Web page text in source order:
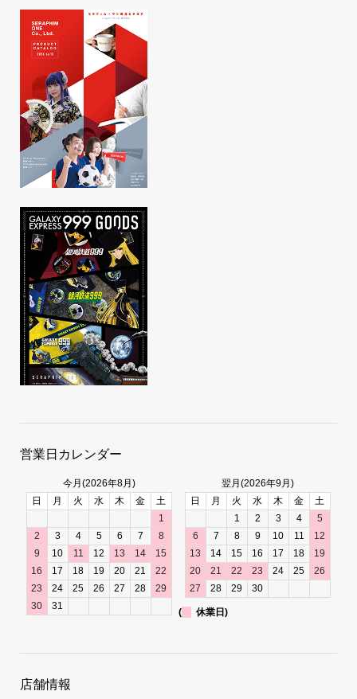
営業日カレンダー
今月(2026年8月)
日
月 火 水 木 金
土
1
2
3 4 5 6 7
8
9
10 11 12 13 14
15
16
17 18 19 20 21
22
23
24 25 26 27 28
29
30
31
翌月(2026年9月)
日
月 火 水 木 金
土
1
2 3 4
5
6
7 8 9 10 11
12
13
14 15 16 17 18
19
20
21 22 23 24 25
26
27
28 29 30
( 休業日)
店舗情報